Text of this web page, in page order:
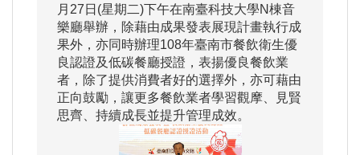
月27日(星期二)下午在南臺科技大學N棟音
樂廳舉辦，除藉由成果發表展現計畫執行成
果外，亦同時辦理108年臺南市餐飲衛生優
良認證及低碳餐廳授證，表揚優良餐飲業
者，除了提供消費者好的選擇外，亦可藉由
正向鼓勵，讓更多餐飲業者學習觀摩、見賢
思齊、持續成長並提升管理成效。